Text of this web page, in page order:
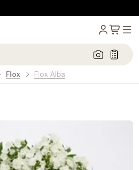
Flox Flox Alba